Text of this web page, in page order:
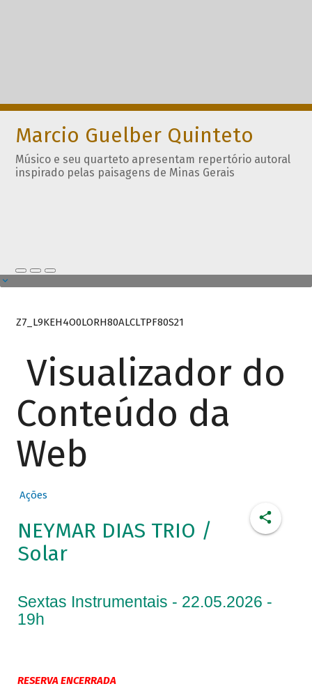
Marcio Guelber Quinteto
Músico e seu quarteto apresentam repertório autoral
inspirado pelas paisagens de Minas Gerais
Z7_L9KEH4O0LORH80ALCLTPF80S21
Visualizador do
Conteúdo da
Web
Ações
NEYMAR DIAS TRIO /
Solar
Sextas Instrumentais - 22.05.2026 -
19h
RESERVA ENCERRADA